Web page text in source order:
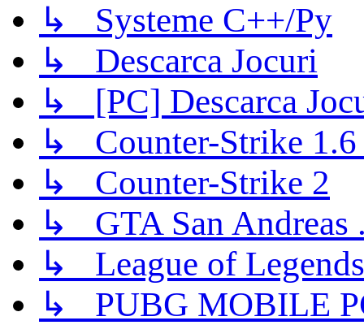
↳ Systeme C++/Py
↳ Descarca Jocuri
↳ [PC] Descarca
↳ Counter-Strike 1.6
↳ Counter-Strike 2
↳ GTA San Andreas
↳ League of Legends
↳ PUBG MOBILE